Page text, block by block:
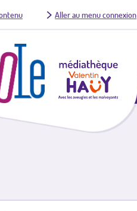
Aller au menu connexion